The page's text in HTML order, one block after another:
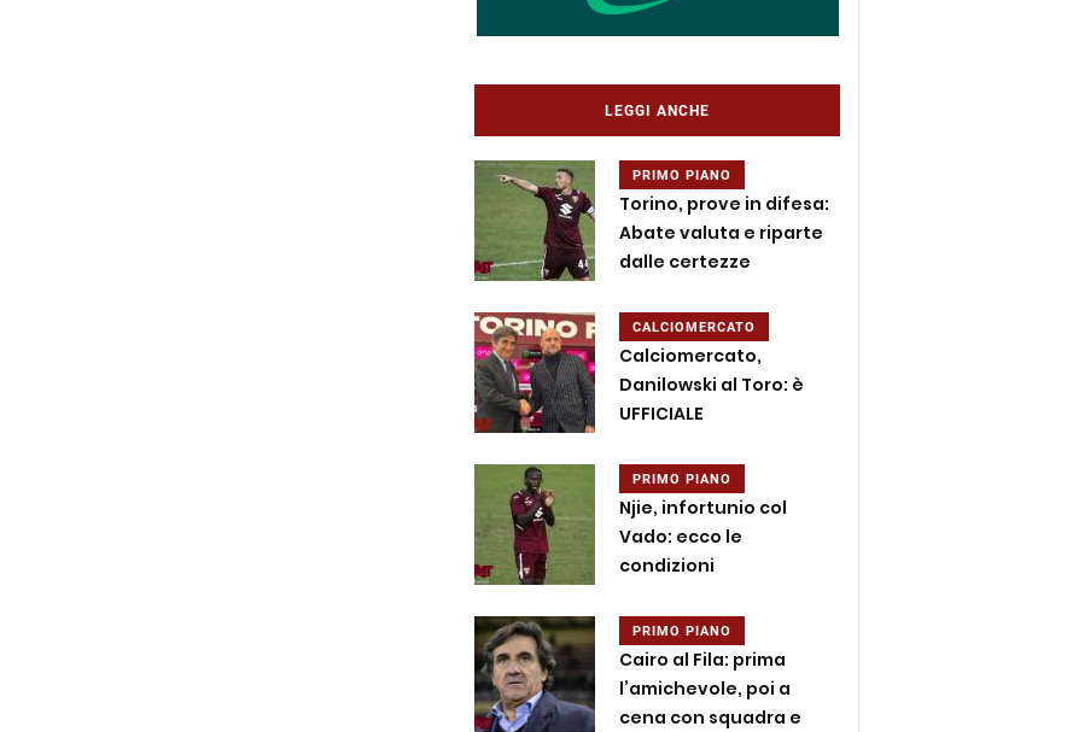
LEGGI ANCHE
PRIMO PIANO
Torino, prove in difesa:
Abate valuta e riparte
dalle certezze
CALCIOMERCATO
Calciomercato,
Danilowski al Toro: è
UFFICIALE
PRIMO PIANO
Njie, infortunio col
Vado: ecco le
condizioni
PRIMO PIANO
Cairo al Fila: prima
l’amichevole, poi a
cena con squadra e